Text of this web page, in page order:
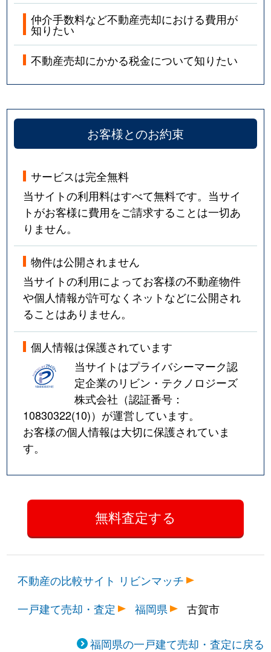
仲介手数料など不動産売却における費用が
知りたい
不動産売却にかかる税金について知りたい
お客様とのお約束
サービスは完全無料
当サイトの利用料はすべて無料です。当サイ
トがお客様に費用をご請求することは一切あ
りません。
物件は公開されません
当サイトの利用によってお客様の不動産物件
や個人情報が許可なくネットなどに公開され
ることはありません。
個人情報は保護されています
当サイトはプライバシーマーク認
定企業のリビン・テクノロジーズ
株式会社（認証番号：
10830322(10)）が運営しています。
お客様の個人情報は大切に保護されていま
す。
不動産の比較サイト リビンマッチ
一戸建て売却・査定
福岡県 古賀市
福岡県の一戸建て売却・査定に戻る